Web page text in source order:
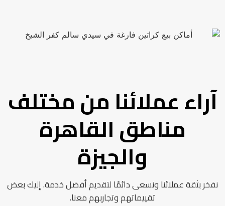
آراء عملائنا من مختلف
مناطق القاهرة
والجيزة
نفخر بثقة عملائنا ونسعى دائمًا لتقديم أفضل خدمة. إليك بعض
تقييماتهم وتجاربهم معنا.